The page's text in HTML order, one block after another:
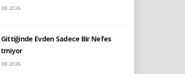
Gittiğinde Evden Sadece Bir Nefes